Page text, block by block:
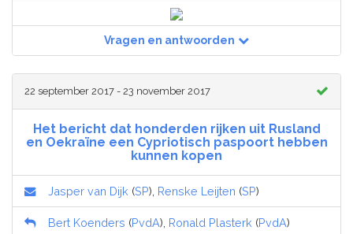
Vragen en antwoorden
22 september 2017 - 23 november 2017
Het bericht dat honderden rijken uit Rusland
en Oekraïne een Cypriotisch paspoort hebben
kunnen kopen
Jasper van Dijk (SP), Renske Leijten (SP)
Bert Koenders (PvdA), Ronald Plasterk (PvdA)